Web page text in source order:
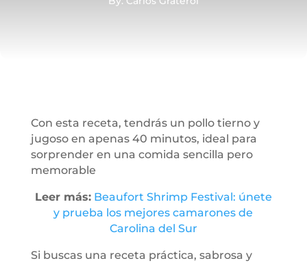
Con esta receta, tendrás un pollo tierno y
jugoso en apenas 40 minutos, ideal para
sorprender en una comida sencilla pero
memorable
Leer más: Beaufort Shrimp Festival: únete
y prueba los mejores camarones de
Carolina del Sur
Si buscas una receta práctica, sabrosa y